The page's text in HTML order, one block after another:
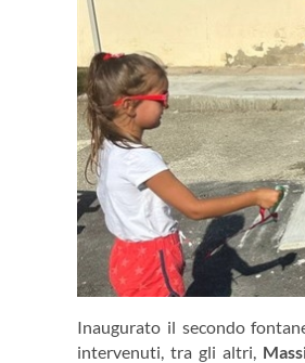
Inaugurato il secondo
intervenuti, tra gli altri,